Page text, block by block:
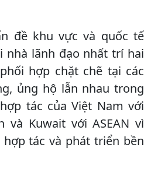
đề khu vực và quốc tế
nhà lãnh đạo nhất trí hai
hợp chặt chẽ tại các
ủng hộ lẫn nhau trong
tác của Việt Nam với
và Kuwait với ASEAN vì
tác và phát triển bền